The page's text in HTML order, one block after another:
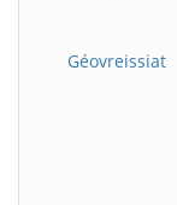
Géovreissiat